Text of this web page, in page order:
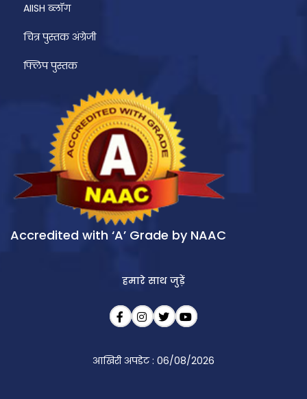
AIISH ब्लॉग
चित्र पुस्तक अंग्रेजी
फ्लिप पुस्तक
Accredited with ‘A’ Grade by NAAC
हमारे साथ जुड़ें
आखिरी अपडेट : 06/08/2026